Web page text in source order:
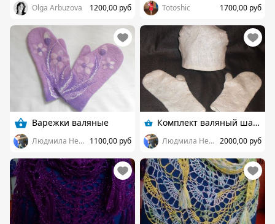
Olga Arbuzova 1200,00 руб Totoshic 1700,00 руб
Варежки валяные
Людмила Немова 1100,00 руб
Комплект валяный шапка и варежки
Людмила Немова 2000,00 руб